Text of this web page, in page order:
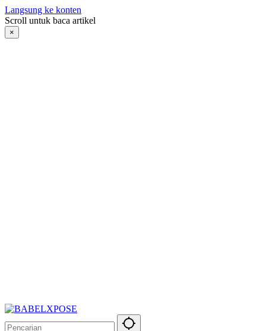
Langsung ke konten
Scroll untuk baca artikel
×